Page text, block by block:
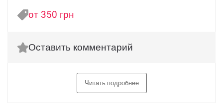
от 350 грн
Оставить комментарий
Читать подробнее